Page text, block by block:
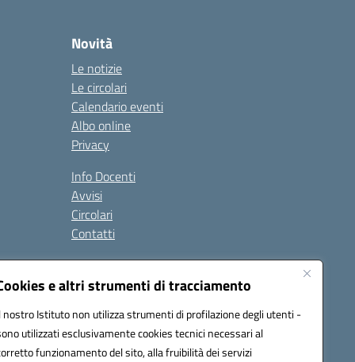
e altri strumenti di tracciamento
nostro Istituto non utilizza strumenti di profilazione degli utenti -
utilizzati esclusivamente cookies tecnici necessari al
funzionamento del sito, alla fruibilità dei servizi
Novità
Le notizie
Le circolari
Calendario eventi
Albo online
Privacy
Info Docenti
Avvisi
Circolari
Contatti
Seguici su: